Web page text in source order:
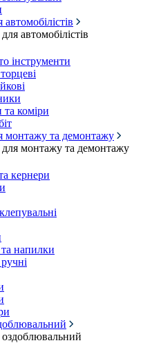
автомобілістів
інструменти
та коміри
монтажу та демонтажу
для монтажу та демонтажу
кернери
напилки
оздоблювальний